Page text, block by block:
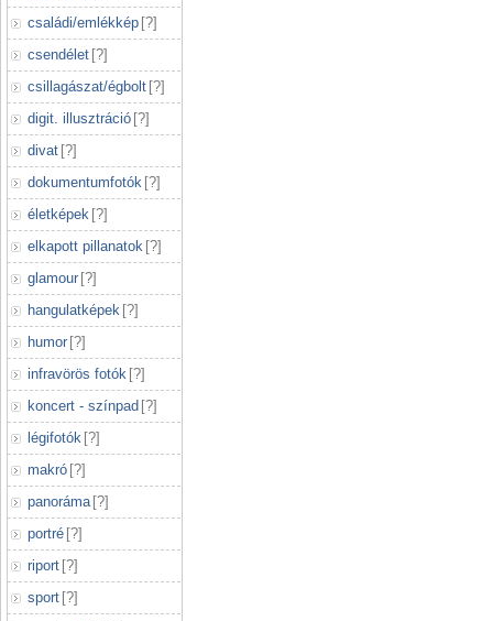
családi/emlékkép [?]
csendélet [?]
csillagászat/égbolt [?]
digit. illusztráció [?]
divat [?]
dokumentumfotók [?]
életképek [?]
elkapott pillanatok [?]
glamour [?]
hangulatképek [?]
humor [?]
infravörös fotók [?]
koncert - színpad [?]
légifotók [?]
makró [?]
panoráma [?]
portré [?]
riport [?]
sport [?]